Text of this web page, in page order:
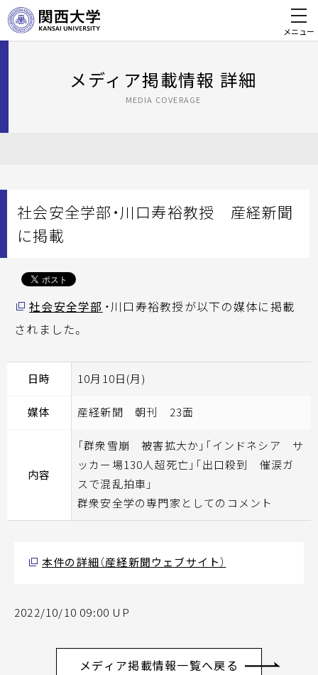
メニュー
メディア掲載情報 詳細
MEDIA COVERAGE
社会安全学部・川口寿裕教授 産経新聞
に掲載
社会安全学部 ・川口寿裕教授が以下の媒体に掲載
されました。
日時 10月10日(月)
媒体 産経新聞 朝刊 23面
内容
「群衆雪崩 被害拡大か」「インドネシア サ
ッカー場130人超死亡」「出口殺到 催涙ガ
スで混乱拍車」
群衆安全学の専門家としてのコメント
本件の詳細（産経新聞ウェブサイト）
2022/10/10 09:00 UP
メディア掲載情報一覧へ戻る